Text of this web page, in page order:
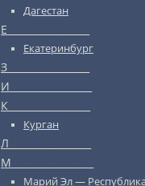
Дагестан
Е_________________
Екатеринбург
З_________________
И_________________
К_________________
Курган
Л_________________
М_________________
Марий Эл —